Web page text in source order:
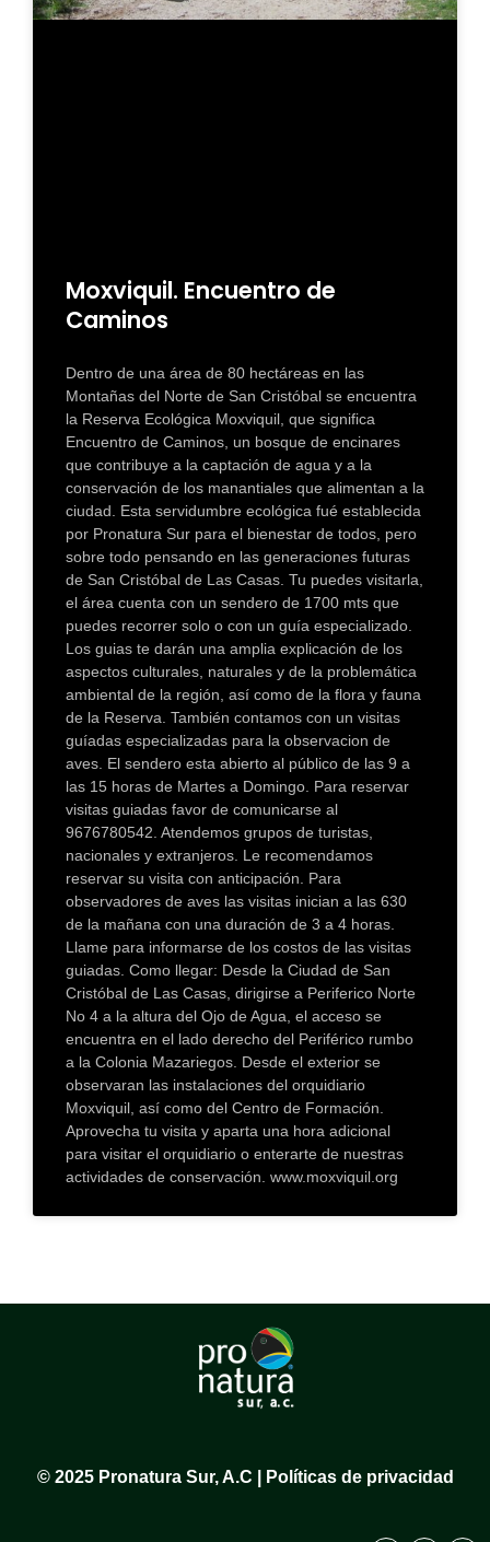
Moxviquil. Encuentro de
Caminos
Dentro de una área de 80 hectáreas en las
Montañas del Norte de San Cristóbal se encuentra
la Reserva Ecológica Moxviquil, que significa
Encuentro de Caminos, un bosque de encinares
que contribuye a la captación de agua y a la
conservación de los manantiales que alimentan a la
ciudad. Esta servidumbre ecológica fué establecida
por Pronatura Sur para el bienestar de todos, pero
sobre todo pensando en las generaciones futuras
de San Cristóbal de Las Casas. Tu puedes visitarla,
el área cuenta con un sendero de 1700 mts que
puedes recorrer solo o con un guía especializado.
Los guias te darán una amplia explicación de los
aspectos culturales, naturales y de la problemática
ambiental de la región, así como de la flora y fauna
de la Reserva. También contamos con un visitas
guíadas especializadas para la observacion de
aves. El sendero esta abierto al público de las 9 a
las 15 horas de Martes a Domingo. Para reservar
visitas guiadas favor de comunicarse al
9676780542. Atendemos grupos de turistas,
nacionales y extranjeros. Le recomendamos
reservar su visita con anticipación. Para
observadores de aves las visitas inician a las 630
de la mañana con una duración de 3 a 4 horas.
Llame para informarse de los costos de las visitas
guiadas. Como llegar: Desde la Ciudad de San
Cristóbal de Las Casas, dirigirse a Periferico Norte
No 4 a la altura del Ojo de Agua, el acceso se
encuentra en el lado derecho del Periférico rumbo
a la Colonia Mazariegos. Desde el exterior se
observaran las instalaciones del orquidiario
Moxviquil, así como del Centro de Formación.
Aprovecha tu visita y aparta una hora adicional
para visitar el orquidiario o enterarte de nuestras
actividades de conservación. www.moxviquil.org
© 2025 Pronatura Sur, A.C | Políticas de privacidad